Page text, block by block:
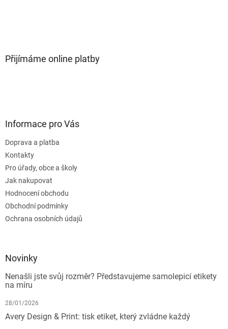
Přijímáme online platby
Informace pro Vás
Doprava a platba
Kontakty
Pro úřady, obce a školy
Jak nakupovat
Hodnocení obchodu
Obchodní podmínky
Ochrana osobních údajů
Novinky
Nenašli jste svůj rozměr? Představujeme samolepicí etikety
na míru
28/01/2026
Avery Design & Print: tisk etiket, který zvládne každý